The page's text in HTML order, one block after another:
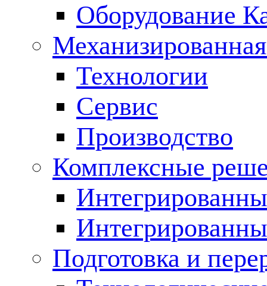
Оборудование
Технологии
Сервис
Производство
Комплексные
Подготовка и